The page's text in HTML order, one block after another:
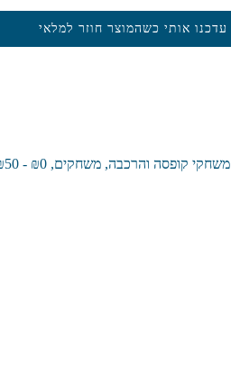
עדכנו אותי כשהמוצר חוזר למלאי
משחקי קופסה והרכבה משחקים ₪0 - ₪50